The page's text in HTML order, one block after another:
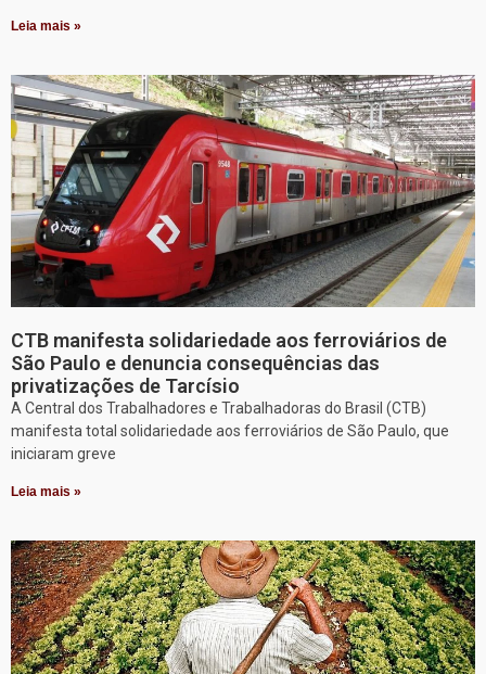
Leia mais »
CTB manifesta solidariedade aos ferroviários de
São Paulo e denuncia consequências das
privatizações de Tarcísio
A Central dos Trabalhadores e Trabalhadoras do Brasil (CTB)
manifesta total solidariedade aos ferroviários de São Paulo, que
iniciaram greve
Leia mais »